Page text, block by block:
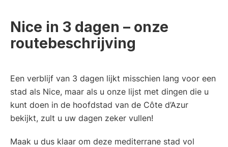
Nice in 3 dagen – onze
routebeschrijving
Een verblijf van 3 dagen lijkt misschien lang voor een
stad als Nice, maar als u onze lijst met dingen die u
kunt doen in de hoofdstad van de Côte d’Azur
bekijkt, zult u uw dagen zeker vullen!
Maak u dus klaar om deze mediterrane stad vol